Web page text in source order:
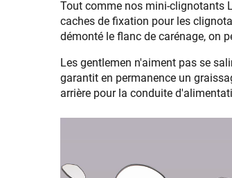
Tout comme nos mini-clignotants
caches de fixation pour les
démonté le flanc de carénage, on
Les gentlemen n'aiment pas se
garantit en permanence un
arrière pour la conduite